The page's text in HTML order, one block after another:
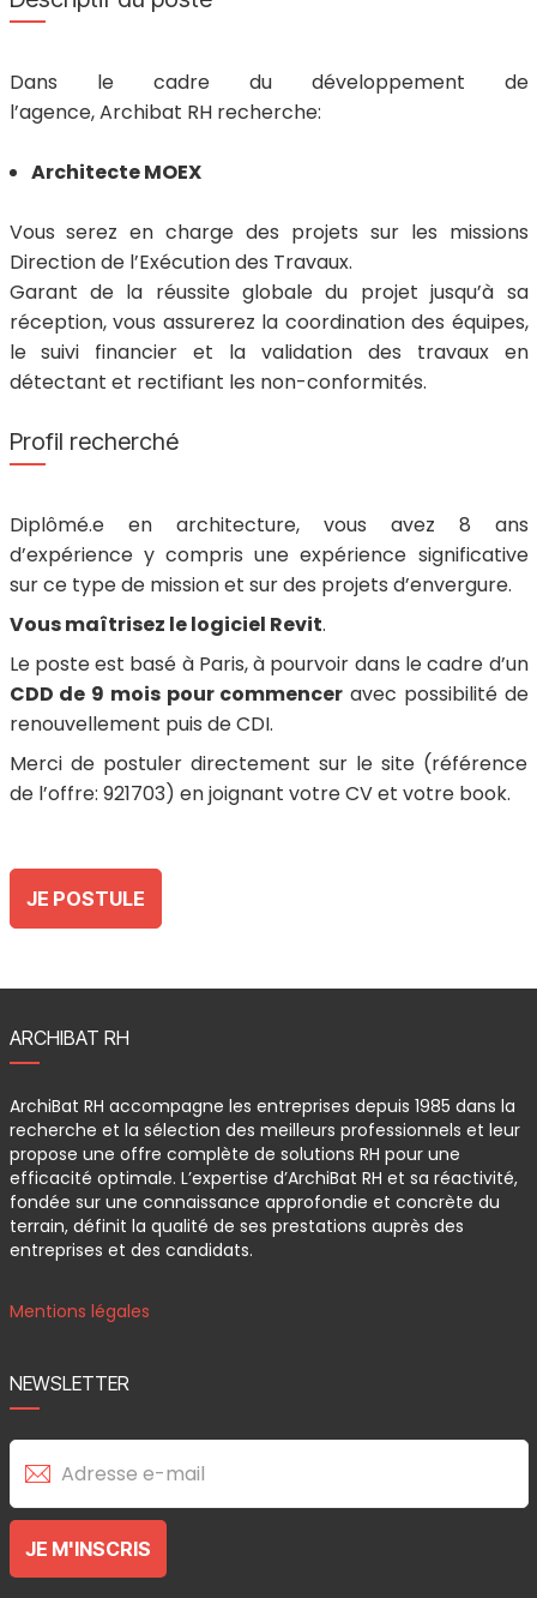
Dans le cadre du développement de
l’agence, Archibat RH recherche:
Architecte MOEX
Vous serez en charge des projets sur les missions
Direction de l’Exécution des Travaux.
Garant de la réussite globale du projet jusqu’à sa
réception, vous assurerez la coordination des équipes,
le suivi financier et la validation des travaux en
détectant et rectifiant les non-conformités.
Profil recherché
Diplômé.e en architecture, vous avez 8 ans
d’expérience y compris une expérience significative
sur ce type de mission et sur des projets d’envergure.
Vous maîtrisez le logiciel Revit.
Le poste est basé à Paris, à pourvoir dans le cadre d’un
CDD de 9 mois pour commencer avec possibilité de
renouvellement puis de CDI.
Merci de postuler directement sur le site (référence
de l’offre: 921703) en joignant votre CV et votre book.
JE POSTULE
ARCHIBAT RH
ArchiBat RH accompagne les entreprises depuis 1985 dans la
recherche et la sélection des meilleurs professionnels et leur
propose une offre complète de solutions RH pour une
efficacité optimale. L’expertise d’ArchiBat RH et sa réactivité,
fondée sur une connaissance approfondie et concrète du
terrain, définit la qualité de ses prestations auprès des
entreprises et des candidats.
Mentions légales
NEWSLETTER